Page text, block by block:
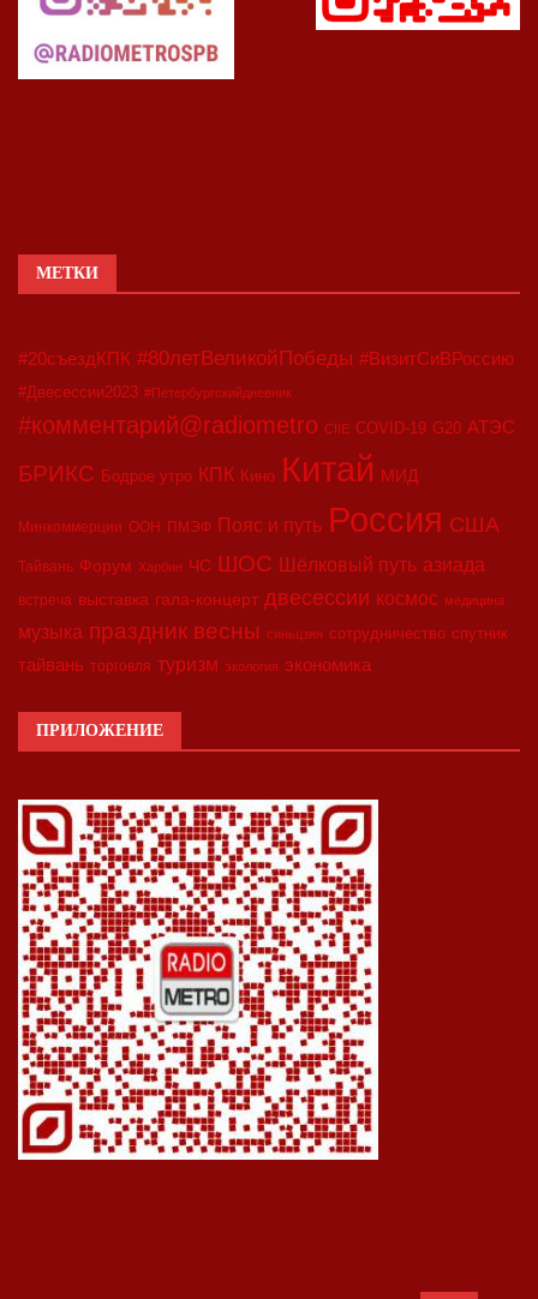
МЕТКИ
#20съездКПК #80летВеликойПобеды #ВизитСиВРоссию
#Двесессии2023 #Петербургскийдневник
#комментарий@radiometro CIIE COVID-19 G20 АТЭС
БРИКС Бодрое утро КПК Кино Китай МИД
Минкоммерции ООН ПМЭФ Пояс и путь Россия США
Тайвань Форум Харбин ЧС ШОС Шёлковый путь азиада
встреча выставка гала-концерт двесессии космос медицина
музыка праздник весны синьцзян сотрудничество спутник
тайвань торговля туризм экология экономика
ПРИЛОЖЕНИЕ